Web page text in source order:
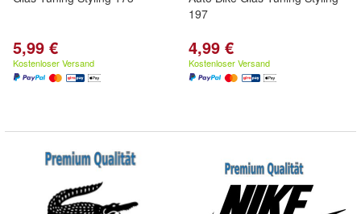
5,99 €
Kostenloser Versand
197
4,99 €
Kostenloser Versand